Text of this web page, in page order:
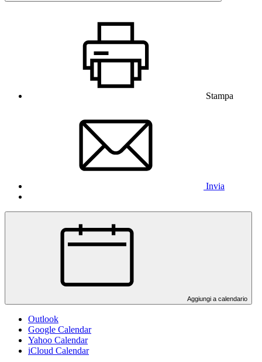
Stampa
Invia
Aggiungi a calendario
Outlook
Google Calendar
Yahoo Calendar
iCloud Calendar